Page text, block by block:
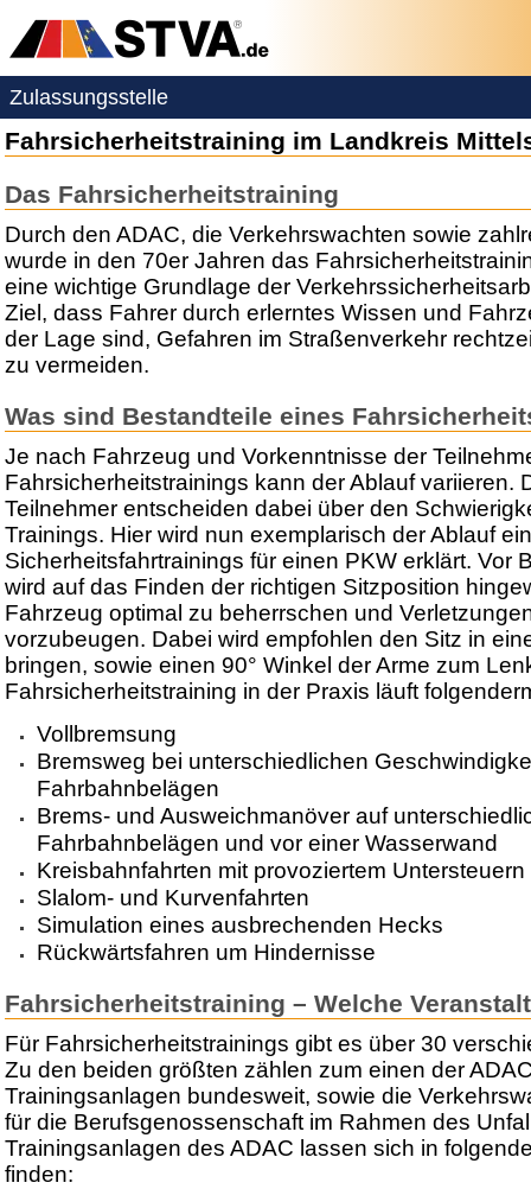
Zulassungsstelle
Fahrsicherheitstraining im Landkreis
Das Fahrsicherheitstraining
Durch den ADAC, die Verkehrswachten sowie
wurde in den 70er Jahren das
eine wichtige Grundlage der
Ziel, dass Fahrer durch erlerntes Wissen und
der Lage sind, Gefahren im Straßenverkehr
zu vermeiden.
Was sind Bestandteile eines
Je nach Fahrzeug und Vorkenntnisse der
Fahrsicherheitstrainings kann der Ablauf variieren.
Teilnehmer entscheiden dabei über den
Trainings. Hier wird nun exemplarisch der Ablauf
Sicherheitsfahrtrainings für einen PKW erklärt. Vor
wird auf das Finden der richtigen Sitzposition
Fahrzeug optimal zu beherrschen und
vorzubeugen. Dabei wird empfohlen den Sitz in
bringen, sowie einen 90° Winkel der Arme zum
Fahrsicherheitstraining in der Praxis läuft
Vollbremsung
Bremsweg bei unterschiedlichen
Fahrbahnbelägen
Brems- und Ausweichmanöver auf
Fahrbahnbelägen und vor einer Wasserwand
Kreisbahnfahrten mit provoziertem
Slalom- und Kurvenfahrten
Simulation eines ausbrechenden Hecks
Rückwärtsfahren um Hindernisse
Fahrsicherheitstraining – Welche
Für Fahrsicherheitstrainings gibt es über 30
Zu den beiden größten zählen zum einen der
Trainingsanlagen bundesweit, sowie die
für die Berufsgenossenschaft im Rahmen des
Trainingsanlagen des ADAC lassen sich in
finden: